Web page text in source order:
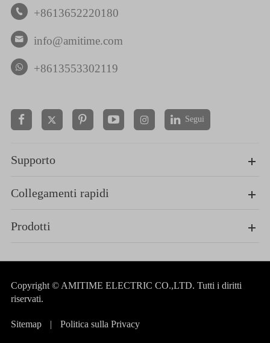
 +8613652220180
 info@amitime.com
+8613553302119
  Segui
Supporto
Collegamenti rapidi
Prodotti
Copyright © AMITIME ELECTRIC CO.,LTD. Tutti i diritti
riservati.
Sitemap | Politica sulla Privacy